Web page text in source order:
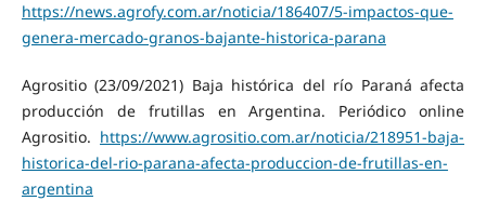
https://news.agrofy.com.ar/noticia/186407/5-impactos-que-
genera-mercado-granos-bajante-historica-parana
Agrositio (23/09/2021) Baja histórica del río Paraná afecta
producción de frutillas en Argentina. Periódico online
Agrositio. https://www.agrositio.com.ar/noticia/218951-baja-
historica-del-rio-parana-afecta-produccion-de-frutillas-en-
argentina